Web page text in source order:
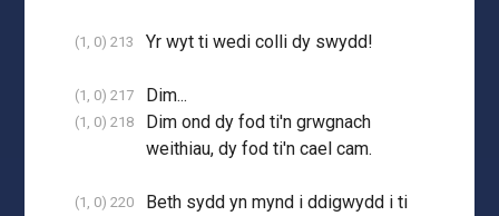
(1, 0) 213 Yr wyt ti wedi colli dy swydd!
(1, 0) 217 Dim...
(1, 0) 218
Dim ond dy fod ti'n grwgnach
weithiau, dy fod ti'n cael cam.
(1, 0) 220
Beth sydd yn mynd i ddigwydd i ti